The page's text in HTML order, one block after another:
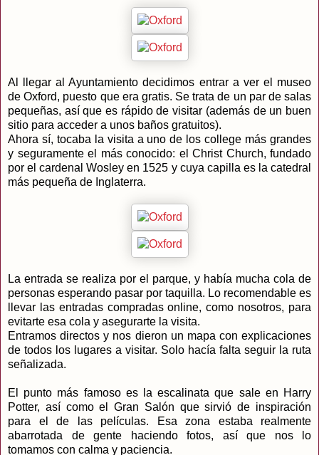
Al llegar al Ayuntamiento decidimos entrar a ver el museo
de Oxford, puesto que era gratis. Se trata de un par de salas
pequeñas, así que es rápido de visitar (además de un buen
sitio para acceder a unos baños gratuitos).
Ahora sí, tocaba la visita a uno de los college más grandes
y seguramente el más conocido: el Christ Church, fundado
por el cardenal Wosley en 1525 y cuya capilla es la catedral
más pequeña de Inglaterra.
La entrada se realiza por el parque, y había mucha cola de
personas esperando pasar por taquilla. Lo recomendable es
llevar las entradas compradas online, como nosotros, para
evitarte esa cola y asegurarte la visita.
Entramos directos y nos dieron un mapa con explicaciones
de todos los lugares a visitar. Solo hacía falta seguir la ruta
señalizada.
El punto más famoso es la escalinata que sale en Harry
Potter, así como el Gran Salón que sirvió de inspiración
para el de las películas. Esa zona estaba realmente
abarrotada de gente haciendo fotos, así que nos lo
tomamos con calma y paciencia.